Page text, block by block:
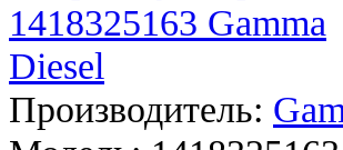
Производитель: